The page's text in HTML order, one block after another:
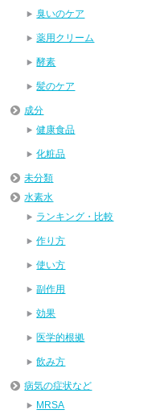
臭いのケア
薬用クリーム
酵素
髪のケア
成分
健康食品
化粧品
未分類
水素水
ランキング・比較
作り方
使い方
副作用
効果
医学的根拠
飲み方
病気の症状など
MRSA